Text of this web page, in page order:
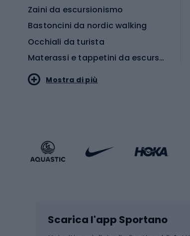
Zaini da escursionismo
Bastoncini da nordic walking
Occhiali da turista
Materassi e tappetini da escursionismo
Accessori Sportstyle
Sci di fondo
Mostra di più
Scarica l'app Sportano